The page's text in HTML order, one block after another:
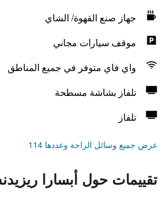
جهاز صنع القهوة/ الشاي
موقف سيارات مجاني
واي فاي متوفر في جميع المناطق
تلفاز بشاشة مسطحة
تلفاز
عرض جميع وسائل الراحة وعددها 114
تقييمات حول أبسارا